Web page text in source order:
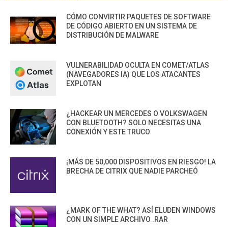
CÓMO CONVIRTIR PAQUETES DE SOFTWARE
DE CÓDIGO ABIERTO EN UN SISTEMA DE
DISTRIBUCIÓN DE MALWARE
VULNERABILIDAD OCULTA EN COMET/ATLAS
(NAVEGADORES IA) QUE LOS ATACANTES
EXPLOTAN
¿HACKEAR UN MERCEDES O VOLKSWAGEN
CON BLUETOOTH? SOLO NECESITAS UNA
CONEXIÓN Y ESTE TRUCO
¡MÁS DE 50,000 DISPOSITIVOS EN RIESGO! LA
BRECHA DE CITRIX QUE NADIE PARCHEÓ
¿MARK OF THE WHAT? ASÍ ELUDEN WINDOWS
CON UN SIMPLE ARCHIVO .RAR